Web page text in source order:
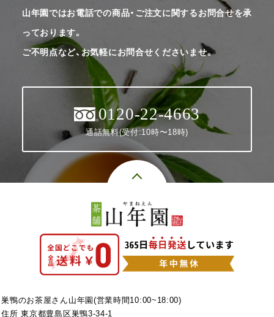
山年園ではお電話での商品・ご注文に関するお問合せを承
っております。
ご不明点など、お気軽にお問合せくださいませ。
0120-22-4663
通話無料(受付:10時〜18時)
巣鴨のお茶屋さん山年園(営業時間10:00~18:00)
住所 東京都豊島区巣鴨3-34-1